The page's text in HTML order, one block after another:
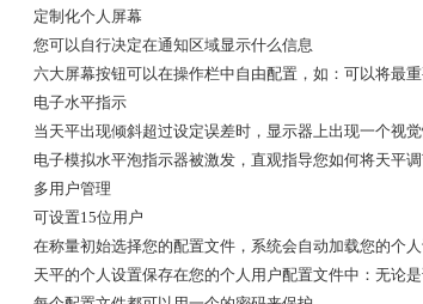
定制化个人屏幕
您可以自行决定在通知区域显示什么信息
六大屏幕按钮可以在操作栏中自由配置，如：可以将最
电子水平指示
当天平出现倾斜超过设定误差时，显示器上出现一个视
电子模拟水平泡指示器被激发，直观指导您如何将天平
多用户管理
可设置15位用户
在称量初始选择您的配置文件，系统会自动加载您的个人
天平的个人设置保存在您的个人用户配置文件中：无论